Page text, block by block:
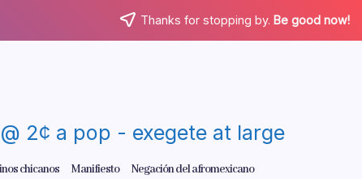
Thanks for stopping by. Be good now!
2¢ a pop - exegete at large
chicanos Manifiesto Negación del afromexicano